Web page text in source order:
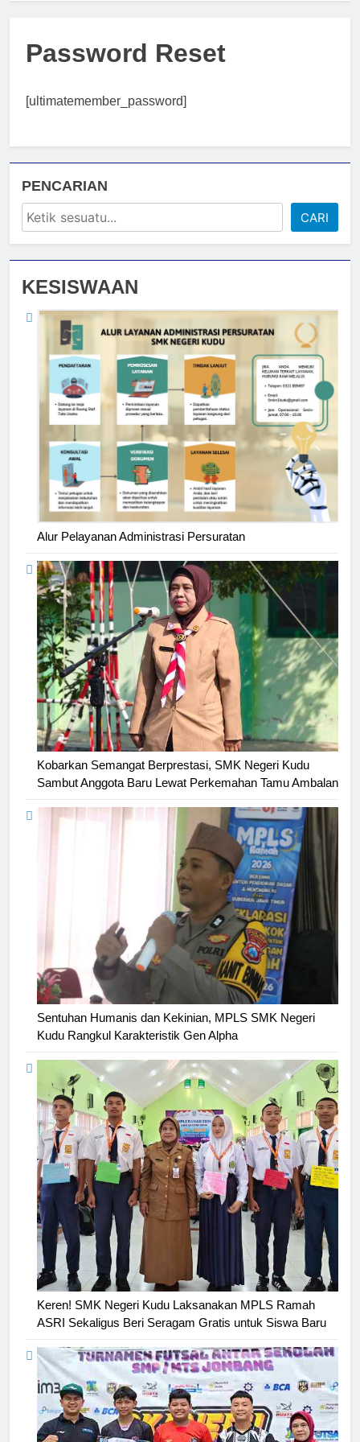
Password Reset
[ultimatemember_password]
PENCARIAN
CARI
KESISWAAN
Alur Pelayanan Administrasi Persuratan
Kobarkan Semangat Berprestasi, SMK Negeri Kudu
Sambut Anggota Baru Lewat Perkemahan Tamu Ambalan
Sentuhan Humanis dan Kekinian, MPLS SMK Negeri
Kudu Rangkul Karakteristik Gen Alpha
Keren! SMK Negeri Kudu Laksanakan MPLS Ramah
ASRI Sekaligus Beri Seragam Gratis untuk Siswa Baru